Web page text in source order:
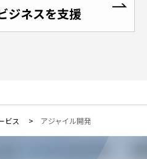
ジネスを支援
ビス アジャイル開発